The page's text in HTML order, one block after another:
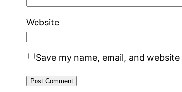
Website
Save my name, email, and